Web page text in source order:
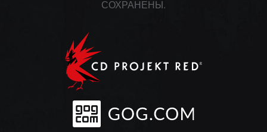
СОХРАНЕНЫ.